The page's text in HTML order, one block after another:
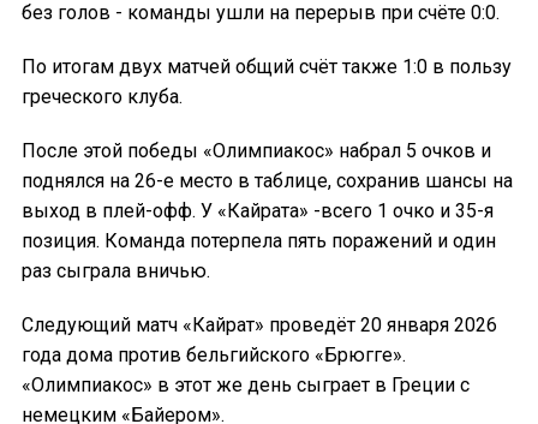
без голов - команды ушли на перерыв при счёте 0:0.
По итогам двух матчей общий счёт также 1:0 в пользу
греческого клуба.
После этой победы «Олимпиакос» набрал 5 очков и
поднялся на 26-е место в таблице, сохранив шансы на
выход в плей-офф. У «Кайрата» -всего 1 очко и 35-я
позиция. Команда потерпела пять поражений и один
раз сыграла вничью.
Следующий матч «Кайрат» проведёт 20 января 2026
года дома против бельгийского «Брюгге».
«Олимпиакос» в этот же день сыграет в Греции с
немецким «Байером».